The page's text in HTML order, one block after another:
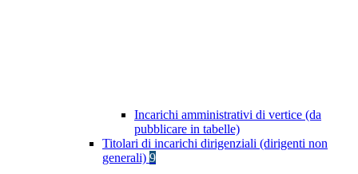
Incarichi amministrativi di vertice (da
pubblicare in tabelle)
Titolari di incarichi dirigenziali (dirigenti non
generali) 9